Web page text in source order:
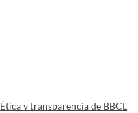
Ética y transparencia de BBCL